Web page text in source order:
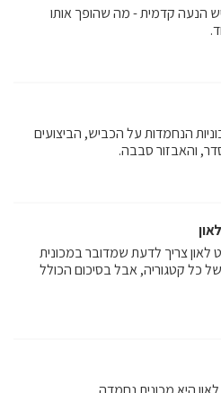
הנעה קדמית - מה שהופך אותו
הנחמדות על הכביש, הביצועים
והאבזור סבבה.
לאון צריך לדעת שמדובר במכונית
כל קטגוריה, אבל בסיכום הכולל